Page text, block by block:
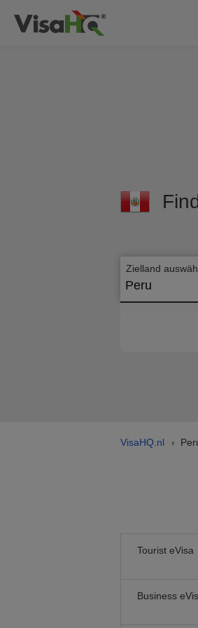
Zielland
Peru
VisaHQ.nl ›
Tourist eVisa
Business